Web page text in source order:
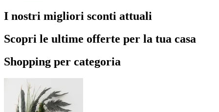
I nostri migliori sconti attuali
Scopri le ultime offerte per la tua casa
Shopping per categoria